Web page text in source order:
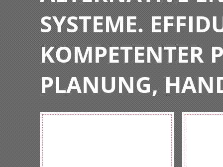
SYSTEME.
KOMPETENTER
PLANUNG,